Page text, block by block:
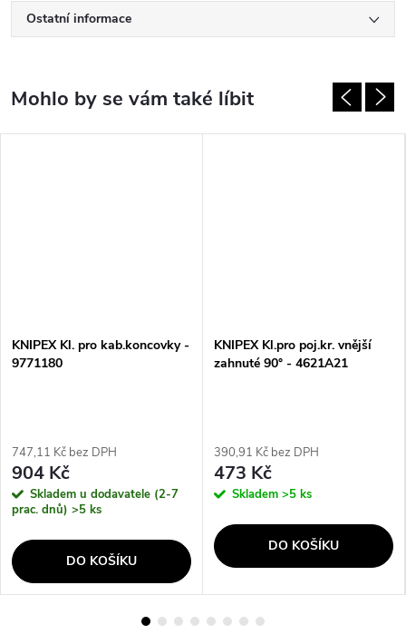
Ostatní informace
KNIPEX Kl. pro kab.koncovky -
9771180
747,11 Kč bez DPH
904 Kč
Skladem u dodavatele (2-7
prac. dnů) >5 ks
DO KOŠÍKU
KNIPEX Kl.pro poj.kr. vnější
zahnuté 90° - 4621A21
390,91 Kč bez DPH
473 Kč
Skladem >5 ks
DO KOŠÍKU